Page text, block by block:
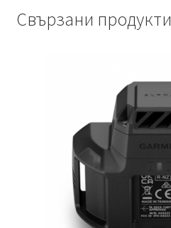
Свързани продукти